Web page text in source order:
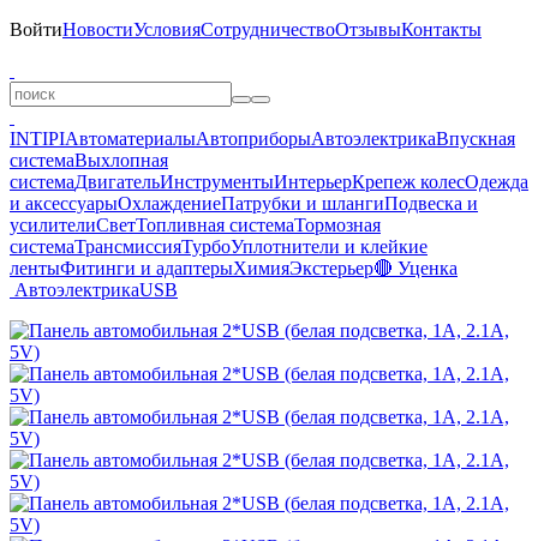
ВойтиНовостиУсловияСотрудничествоОтзывыКонтакты
INTIPIАвтоматериалыАвтоприборыАвтоэлектрикаВпускная
системаВыхлопная
системаДвигательИнструментыИнтерьерКрепеж колесОдежда
и аксессуарыОхлаждениеПатрубки и шлангиПодвеска и
усилителиСветТопливная системаТормозная
системаТрансмиссияТурбоУплотнители и клейкие
лентыФитинги и адаптерыХимияЭкстерьер🔴 Уценка
АвтоэлектрикаUSB